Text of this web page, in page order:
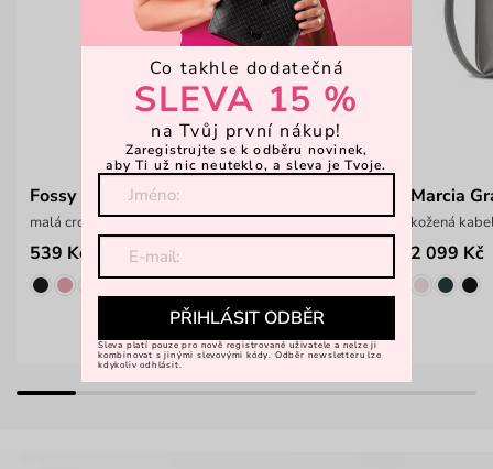
Fossy Mini Grey
malá crossbody kabelka s řetízkem
539 Kč 899 Kč
Marcia
kožená
2 099 Kč
Co takhle dodatečná
SLEVA 15 %
na Tvůj první nákup!
Zaregistrujte se k odběru novinek,
aby Ti už nic neuteklo, a sleva je Tvoje.
PŘIHLÁSIT ODBĚR
Sleva platí pouze pro nově registrované uživatele a nelze ji
kombinovat s jinými slevovými kódy. Odběr newsletteru lze
kdykoliv odhlásit.